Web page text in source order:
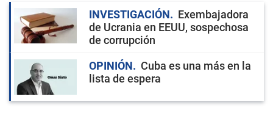
INVESTIGACIÓN
Exembajadora
de Ucrania en EEUU, sospechosa
de corrupción
OPINIÓN
Cuba es una más en la
lista de espera